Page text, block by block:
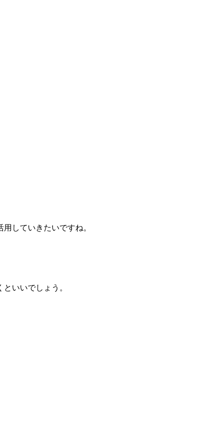
していきたいですね。
いいでしょう。